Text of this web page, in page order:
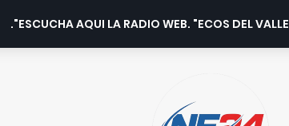
ESCUCHA AQUI LA RADIO WEB. "ECOS DEL VALLE".